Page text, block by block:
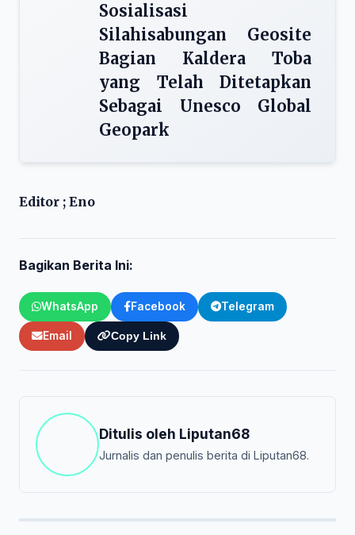
Sosialisasi
Silahisabungan Geosite
Bagian Kaldera Toba
yang Telah Ditetapkan
Sebagai Unesco Global
Geopark
Editor ; Eno
Bagikan Berita Ini:
WhatsApp Facebook Telegram
Email Copy Link
Ditulis oleh Liputan68
Jurnalis dan penulis berita di Liputan68.